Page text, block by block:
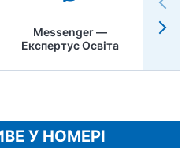
Messenger —
Експертус Освіта
У НОМЕРІ